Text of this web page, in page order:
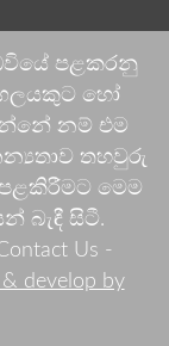
පළකරනු
හෝ
නම් එම
තහවුරු
මෙම
බැඳී සිටී.
Us -
& develop by